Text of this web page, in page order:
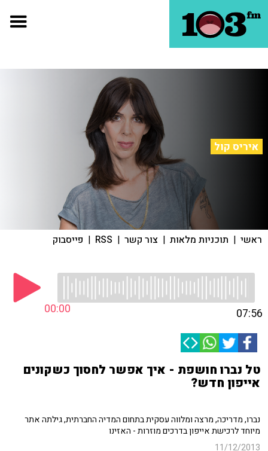
איריס קול
ראשי | תוכניות מלאות | צור קשר |
RSS
| פייסבוק
00:00 07:56
טל נברו חושפת - איך אפשר לחסוך כשקונים
אייפון חדש?
נברו, מדריכה, מרצה ומלווה עסקית בתחום המדיה החברתית, גילתה אתר
מיוחד לרכישת אייפון בדרכים מוזרות - האזינו
11/12/2013